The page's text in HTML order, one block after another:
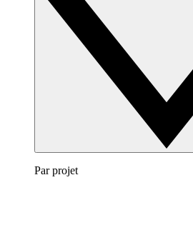
Par projet